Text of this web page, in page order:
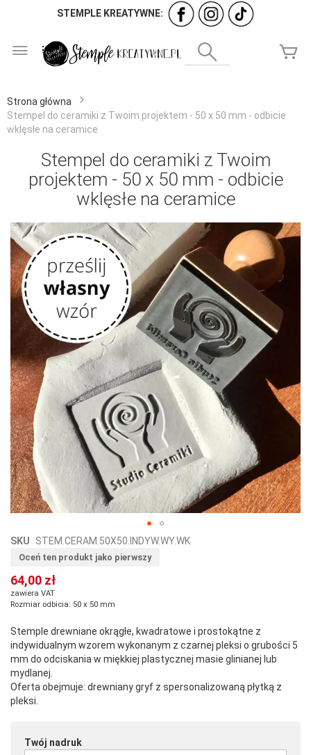
STEMPLE KREATYWNE:
do
treści
Strona główna
Stempel do ceramiki z Twoim projektem - 50 x 50 mm - odbicie
wklęsłe na ceramice
Stempel do ceramiki z Twoim
projektem - 50 x 50 mm - odbicie
wklęsłe na ceramice
Przejdź
na
koniec
galerii
Przejdź
na
galerii
SKU STEM.CERAM.50X50.INDYW.WY.WK
Oceń ten produkt jako pierwszy
64,00 zł
zawiera VAT
Rozmiar odbicia: 50 x 50 mm
Stemple drewniane okrągłe, kwadratowe i prostokątne z
indywidualnym wzorem wykonanym z czarnej pleksi o grubości 5
mm do odciskania w miękkiej plastycznej masie glinianej lub
mydlanej.
Oferta obejmuje: drewniany gryf z spersonalizowaną płytką z
pleksi.
Twój nadruk